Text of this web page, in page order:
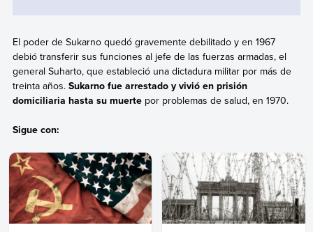
El poder de Sukarno quedó gravemente debilitado y en 1967
debió transferir sus funciones al jefe de las fuerzas armadas, el
general Suharto, que estableció una dictadura militar por más de
treinta años. Sukarno fue arrestado y vivió en prisión
domiciliaria hasta su muerte por problemas de salud, en 1970.
Sigue con: